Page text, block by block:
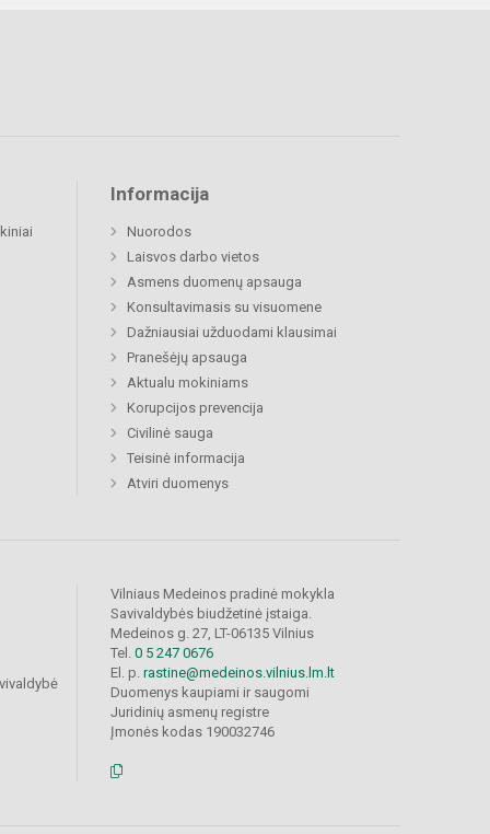
Informacija
Nuorodos
Laisvos darbo vietos
Asmens duomenų apsauga
Konsultavimasis su visuomene
Dažniausiai užduodami klausimai
Pranešėjų apsauga
Aktualu mokiniams
Korupcijos prevencija
Civilinė sauga
Teisinė informacija
Atviri duomenys
Vilniaus Medeinos pradinė mokykla
Savivaldybės biudžetinė įstaiga.
Medeinos g. 27, LT-06135 Vilnius
Tel. 0 5 247 0676
El. p. rastine@medeinos.vilnius.lm.lt
Duomenys kaupiami ir saugomi
Juridinių asmenų registre
Įmonės kodas 190032746